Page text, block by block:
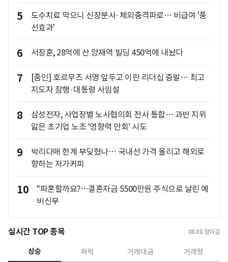
5
도수치료 막으니 신장분사·체외충격파로… 비급여 '풍
선효과'
6 서장훈, 28억에 산 양재역 빌딩 450억에 내놨다
7
[줌인] 호르무즈 서명 앞두고 이란 리더십 증발… 최고
지도자 잠행·대통령 사임설
8
삼성전자, 사업장별 노사협의회 전사 통합… 과반 지위
잃은 초기업 노조 '영향력 만회' 시도
9
박리다매 한계 부딪혔나… 국내선 가격 올리고 해외로
향하는 저가커피
10
"파혼할까요?…결혼자금 5500만원 주식으로 날린 예
비신부
실시간 TOP 종목 08.08 장마감
상승 하락 거래대금 거래량